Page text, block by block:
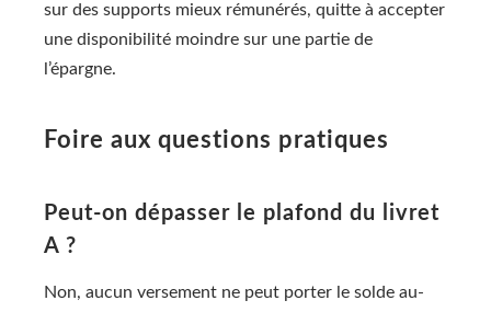
sur des supports mieux rémunérés, quitte à accepter
une disponibilité moindre sur une partie de
l’épargne.
Foire aux questions pratiques
Peut-on dépasser le plafond du livret
A ?
Non, aucun versement ne peut porter le solde au-